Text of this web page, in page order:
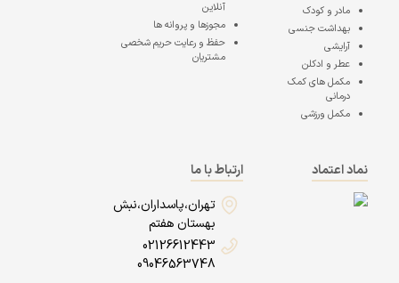
مادر و کودک
بهداشت جنسی
آرایشی
عطر و ادکلن
مکمل های کمک
درمانی
مکمل ورزشی
آنلاین
مجوزها و پروانه ها
حفظ و رعایت حریم شخصی
مشتریان
نماد اعتماد
ارتباط با ما
تهران،پاسداران،نبش
بهستان هفتم
02126612443
09046563748